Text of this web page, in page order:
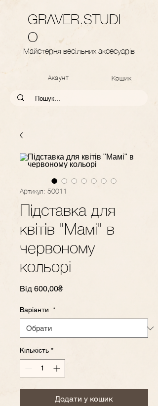
GRAVER.STUDI
O
Майстерня весільних аксесуарів
Акаунт Кошик
Артикул: 50011
Підставка для
квітів "Мамі" в
червоному
кольорі
Від 600,00₴За
Варіанти *
Кількість *
Додати у кошик